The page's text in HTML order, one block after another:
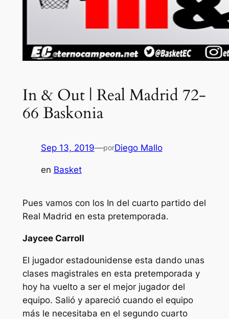
In & Out | Real Madrid 72-
66 Baskonia
Sep 13, 2019—porDiego Mallo
en Basket
Pues vamos con los In del cuarto partido del
Real Madrid en esta pretemporada.
Jaycee Carroll
El jugador estadounidense esta dando unas
clases magistrales en esta pretemporada y
hoy ha vuelto a ser el mejor jugador del
equipo. Salió y apareció cuando el equipo
más le necesitaba en el segundo cuarto